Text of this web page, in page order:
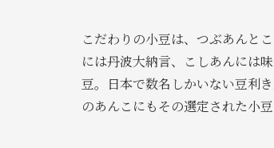
こだわりの小豆は、つぶあんと
には丹波大納言、こしあんには
豆。日本で数名しかいない豆利
のあんこにもその選定された小豆